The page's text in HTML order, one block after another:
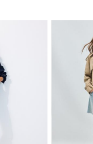
plusieurs coloris.